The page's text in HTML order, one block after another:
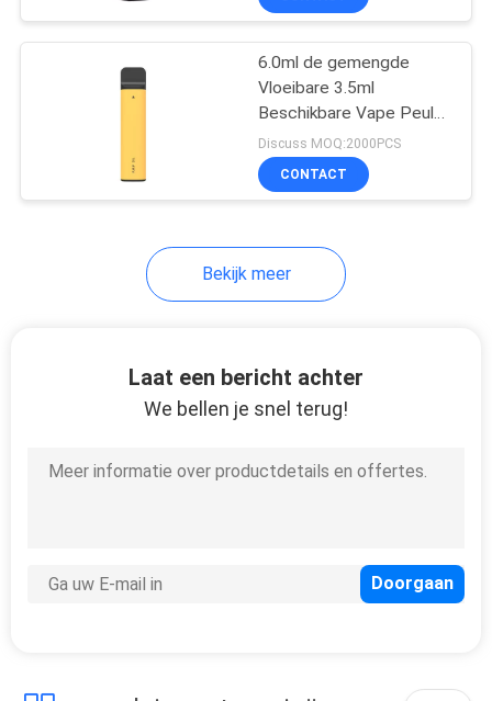
Peulsysteem
6.0ml de gemengde
Vloeibare 3.5ml
Beschikbare Vape Peul
van de Aroma
Elektronische Sigaret E
Discuss MOQ:2000PCS
CONTACT
Bekijk meer
Laat een bericht achter
We bellen je snel terug!